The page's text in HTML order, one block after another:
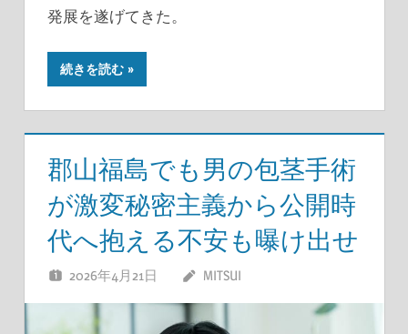
発展を遂げてきた。
続きを読む
郡山福島でも男の包茎手術
が激変秘密主義から公開時
代へ抱える不安も曝け出せ
2026年4月21日 MITSUI